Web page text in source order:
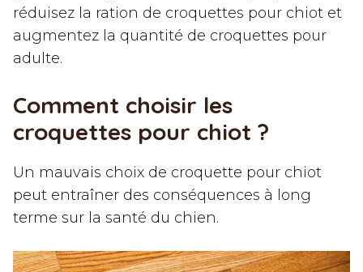
réduisez la ration de croquettes pour chiot et
augmentez la quantité de croquettes pour
adulte.
Comment choisir les
croquettes pour chiot ?
Un mauvais choix de croquette pour chiot
peut entraîner des conséquences à long
terme sur la santé du chien.